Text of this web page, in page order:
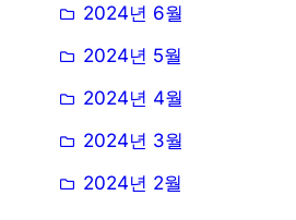
2024년 6월
2024년 5월
2024년 4월
2024년 3월
2024년 2월